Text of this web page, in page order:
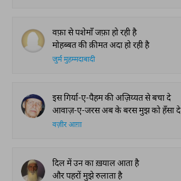
वफ़ा से पशेमाँ जफ़ा हो रही है
मोहब्बत की क़ीमत अदा हो रही है
जुर्म मुहम्मदाबादी
इस गिर्या-ए-पैहम की अज़िय्यत से बचा दे
आवाज़-ए-जरस अब के बरस मुझ को हँसा दे
वज़ीर आग़ा
दिल में उन का ख़याल आता है
और पहरों मुझे रुलाता है